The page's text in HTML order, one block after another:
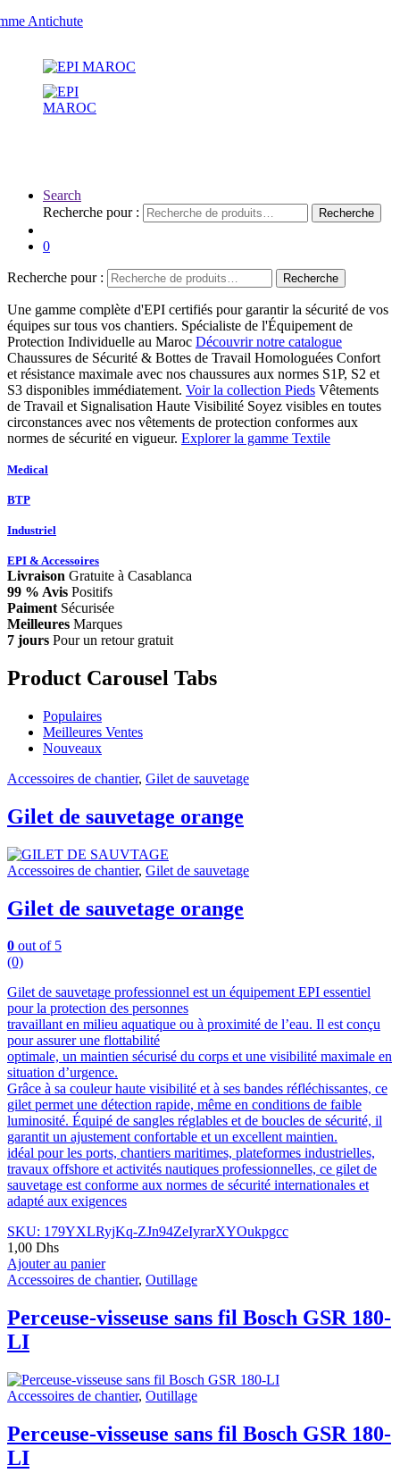
Antichute
Search
Recherche pour :
Recherche
0
Recherche pour : Recherche
Une gamme complète d'EPI certifiés pour garantir la sécurité de vos
équipes sur tous vos chantiers. Spécialiste de l'Équipement de
Protection Individuelle au Maroc Découvrir notre catalogue
Chaussures de Sécurité & Bottes de Travail Homologuées Confort
et résistance maximale avec nos chaussures aux normes S1P, S2 et
S3 disponibles immédiatement. Voir la collection Pieds Vêtements
de Travail et Signalisation Haute Visibilité Soyez visibles en toutes
circonstances avec nos vêtements de protection conformes aux
normes de sécurité en vigueur. Explorer la gamme Textile
Medical
BTP
Industriel
EPI & Accessoires
Livraison Gratuite à Casablanca
99 % Avis Positifs
Paiment Sécurisée
Meilleures Marques
7 jours Pour un retour gratuit
Product Carousel Tabs
Populaires
Meilleures Ventes
Nouveaux
Accessoires de chantier, Gilet de sauvetage
Gilet de sauvetage orange
Accessoires de chantier, Gilet de sauvetage
Gilet de sauvetage orange
0 out of 5
(0)
Gilet de sauvetage professionnel est un équipement EPI essentiel
pour la protection des personnes
travaillant en milieu aquatique ou à proximité de l’eau. Il est conçu
pour assurer une flottabilité
optimale, un maintien sécurisé du corps et une visibilité maximale en
situation d’urgence.
Grâce à sa couleur haute visibilité et à ses bandes réfléchissantes, ce
gilet permet une détection rapide, même en conditions de faible
luminosité. Équipé de sangles réglables et de boucles de sécurité, il
garantit un ajustement confortable et un excellent maintien.
idéal pour les ports, chantiers maritimes, plateformes industrielles,
travaux offshore et activités nautiques professionnelles, ce gilet de
sauvetage est conforme aux normes de sécurité internationales et
adapté aux exigences
SKU: 179YXLRyjKq-ZJn94ZeIyrarXYOukpgcc
1,00 Dhs
Ajouter au panier
Accessoires de chantier, Outillage
Perceuse-visseuse sans fil Bosch GSR 180-
LI
Accessoires de chantier, Outillage
Perceuse-visseuse sans fil Bosch GSR 180-
LI